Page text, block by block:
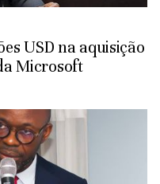
USD na aquisição
Microsoft